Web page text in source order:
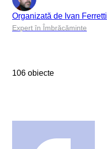
Organizată de Ivan Ferretti
Expert în Îmbrăcăminte
106 obiecte